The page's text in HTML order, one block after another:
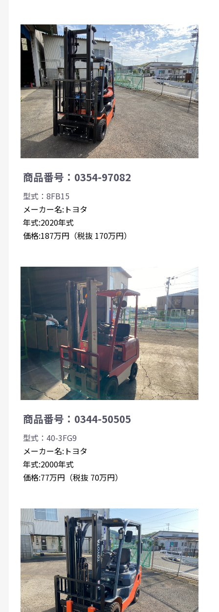
商品番号：0354-97082
型式：8FB15
メーカー名:トヨタ
年式:2020年式
価格:187万円（税抜 170万円）
商品番号：0344-50505
型式：40-3FG9
メーカー名:トヨタ
年式:2000年式
価格:77万円（税抜 70万円）